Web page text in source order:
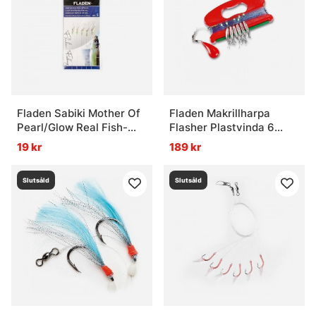
Fladen Sabiki Mother Of
Pearl/Glow Real Fish-
Skin
19 kr
Fladen Makrillharpa
Flasher Plastvinda 6
Krokar m. Glitter
189 kr
Slutsåld Slutsåld